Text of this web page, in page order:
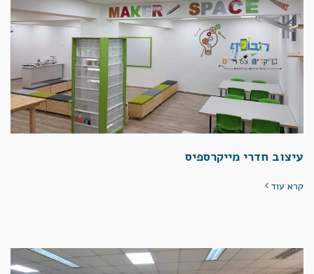
עיצוב חדרי מייקרספיס
קרא עוד